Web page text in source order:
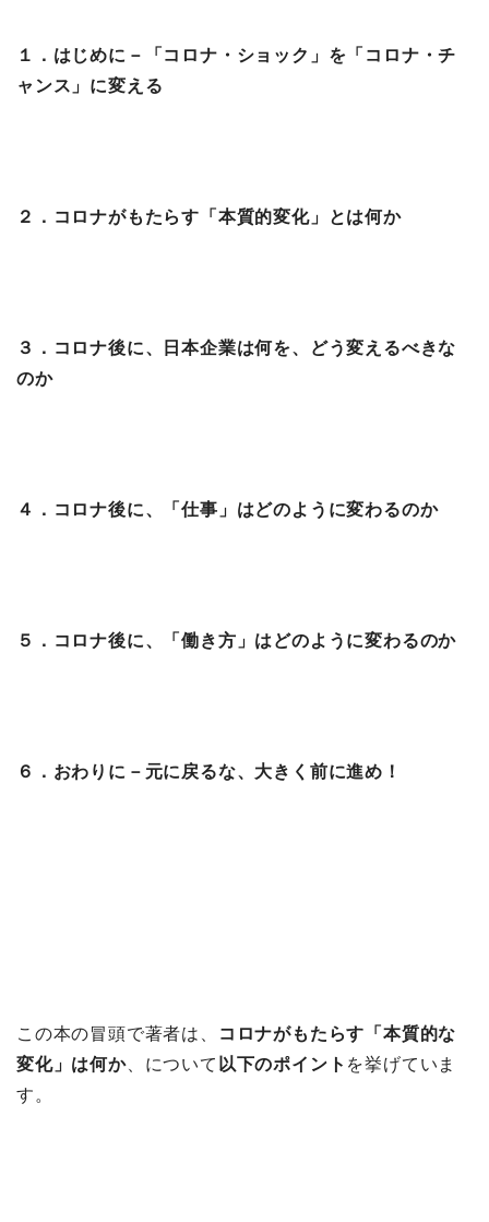
１．はじめに－「コロナ・ショック」を「コロナ・チ
ャンス」に変える
２．コロナがもたらす「本質的変化」とは何か
３．コロナ後に、日本企業は何を、どう変えるべきな
のか
４．コロナ後に、「仕事」はどのように変わるのか
５．コロナ後に、「働き方」はどのように変わるのか
６．おわりに－元に戻るな、大きく前に進め！
この本の冒頭で著者は、
コロナがもたらす「本質的な
変化」は何か、について 以下のポイント を挙げていま
す。